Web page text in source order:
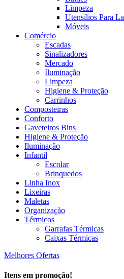
Limpeza
Utensílios Para
Móveis
Comércio
Escadas
Sinalizadores
Mercado
Iluminação
Limpeza
Higiene & Proteção
Carrinhos
Composteiras
Conforto
Gaveteiros Bins
Higiene & Proteção
Iluminação
Infantil
Escolar
Brinquedos
Linha Inox
Lixeiras
Maletas
Organização
Térmicos
Garrafas Térmicas
Caixas Térmicas
Melhores Ofertas
Itens em promoção!